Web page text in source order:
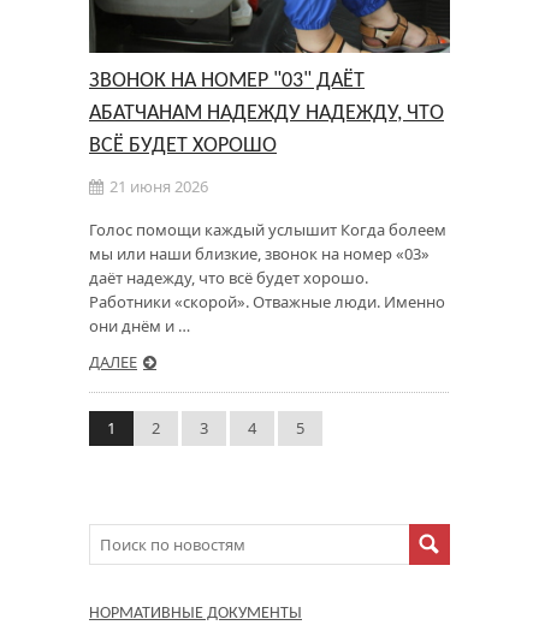
ЗВОНОК НА НОМЕР "03" ДАЁТ
АБАТЧАНАМ НАДЕЖДУ НАДЕЖДУ, ЧТО
ВСЁ БУДЕТ ХОРОШО
21 июня 2026
Голос помощи каждый услышит Когда болеем
мы или наши близкие, звонок на номер «03»
даёт надежду, что всё будет хорошо.
Работники «скорой». Отважные люди. Именно
они днём и …
ДАЛЕЕ
1 2 3 4 5
НОРМАТИВНЫЕ ДОКУМЕНТЫ